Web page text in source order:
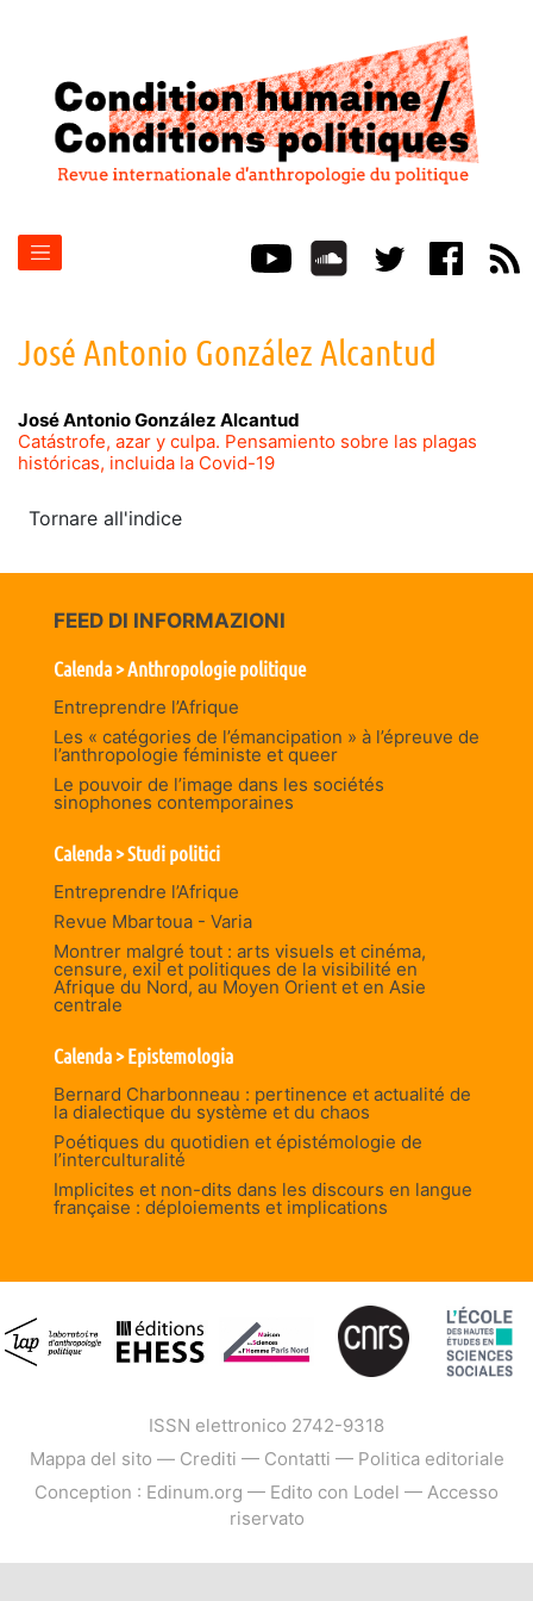
José Antonio González Alcantud
José Antonio González Alcantud
Catástrofe, azar y culpa. Pensamiento sobre las plagas
históricas, incluida la Covid-19
Tornare all'indice
FEED DI INFORMAZIONI
Calenda > Anthropologie politique
Entreprendre l’Afrique
Les « catégories de l’émancipation » à l’épreuve de
l’anthropologie féministe et queer
Le pouvoir de l’image dans les sociétés
sinophones contemporaines
Calenda > Studi politici
Entreprendre l’Afrique
Revue Mbartoua - Varia
Montrer malgré tout : arts visuels et cinéma,
censure, exil et politiques de la visibilité en
Afrique du Nord, au Moyen Orient et en Asie
centrale
Calenda > Epistemologia
Bernard Charbonneau : pertinence et actualité de
la dialectique du système et du chaos
Poétiques du quotidien et épistémologie de
l’interculturalité
Implicites et non-dits dans les discours en langue
française : déploiements et implications
ISSN elettronico 2742-9318
Mappa del sito — Crediti — Contatti — Politica editoriale
Conception : Edinum.org — Edito con Lodel — Accesso
riservato